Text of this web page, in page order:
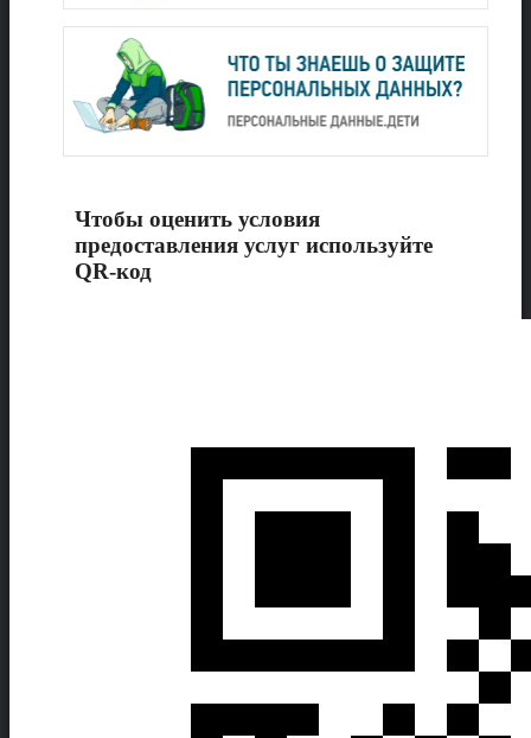
Чтобы оценить условия
предоставления услуг используйте
QR-код